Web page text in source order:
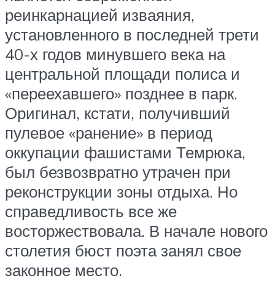
реинкарнацией изваяния,
установленного в последней трети
40-х годов минувшего века на
центральной площади полиса и
«переехавшего» позднее в парк.
Оригинал, кстати, получивший
пулевое «ранение» в период
оккупации фашистами Темрюка,
был безвозвратно утрачен при
реконструкции зоны отдыха. Но
справедливость все же
восторжествовала. В начале нового
столетия бюст поэта занял свое
законное место.